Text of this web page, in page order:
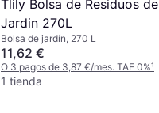
Tlily Bolsa de Residuos de
Jardin 270L
Bolsa de jardín, 270 L
11,62 €
O 3 pagos de 3,87 €/mes. TAE 0%¹
1 tienda